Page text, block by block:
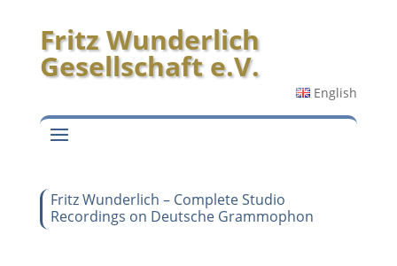
Fritz Wunderlich
Gesellschaft e.V.
English
Fritz Wunderlich – Complete Studio
Recordings on Deutsche Grammophon